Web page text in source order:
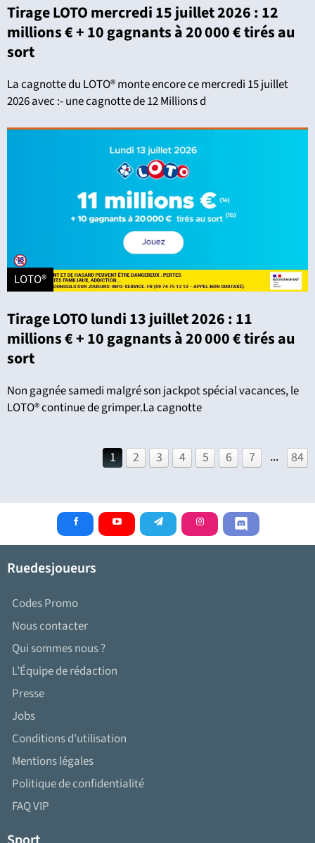
Tirage LOTO mercredi 15 juillet 2026 : 12
millions € + 10 gagnants à 20 000 € tirés au
sort
La cagnotte du LOTO® monte encore ce mercredi 15 juillet
2026 avec :- une cagnotte de 12 Millions d
LOTO®
Tirage LOTO lundi 13 juillet 2026 : 11
millions € + 10 gagnants à 20 000 € tirés au
sort
Non gagnée samedi malgré son jackpot spécial vacances, le
LOTO® continue de grimper.La cagnotte
1 2 3 4 5 6 7 ... 84
Ruedesjoueurs
Codes Promo
Nous contacter
Qui sommes nous ?
L’Équipe de rédaction
Presse
Jobs
Conditions d'utilisation
Mentions légales
Politique de confidentialité
FAQ VIP